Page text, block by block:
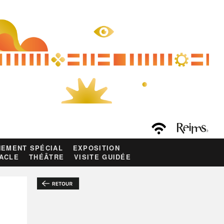
SPÉCIAL
EXPOSITION
THÉÂTRE VISITE GUIDÉE